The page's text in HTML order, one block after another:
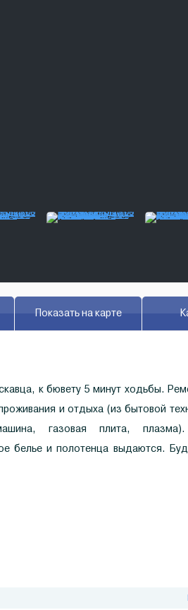
Показать на карте
к бювету 5 минут ходьбы.
и отдыха (из бытовой
газовая плита,
белье и полотенца выдаются.